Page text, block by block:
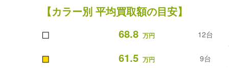
【カラー別 平均買取額の目安】
■ 68.8 万円 12台
■ 61.5 万円 9台